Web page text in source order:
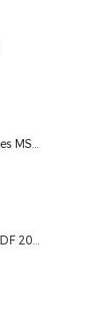
JS Audrieu - US Avranches MSM CDF 2022
FC Mouen - FC Rouen CDF 2022